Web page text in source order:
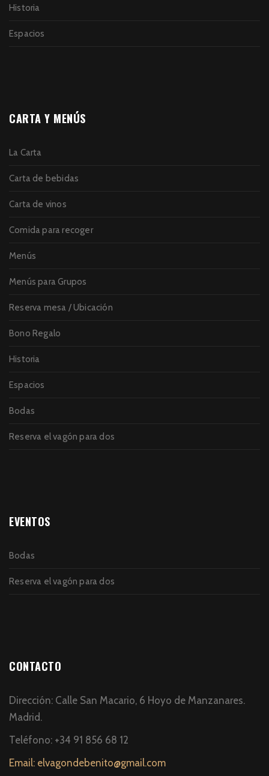
Historia
Espacios
CARTA Y MENÚS
La Carta
Carta de bebidas
Carta de vinos
Comida para recoger
Menús
Menús para Grupos
Reserva mesa / Ubicación
Bono Regalo
Historia
Espacios
Bodas
Reserva el vagón para dos
EVENTOS
Bodas
Reserva el vagón para dos
CONTACTO
Dirección: Calle San Macario, 6 Hoyo de Manzanares.
Madrid.
Teléfono: +34 91 856 68 12
Email: elvagondebenito@gmail.com